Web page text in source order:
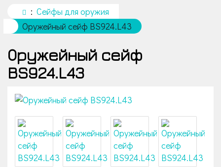
Сейфы для оружия
Оружейный сейф BS924.L43
Оружейный сейф
BS924.L43